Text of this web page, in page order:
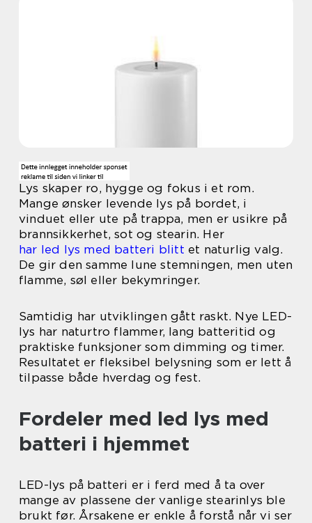
Lys skaper ro, hygge og fokus i et rom.
Mange ønsker levende lys på bordet, i
vinduet eller ute på trappa, men er usikre på
brannsikkerhet, sot og stearin. Her
har led lys med batteri blitt et naturlig valg.
De gir den samme lune stemningen, men uten
flamme, søl eller bekymringer.
Samtidig har utviklingen gått raskt. Nye LED-
lys har naturtro flammer, lang batteritid og
praktiske funksjoner som dimming og timer.
Resultatet er fleksibel belysning som er lett å
tilpasse både hverdag og fest.
Fordeler med led lys med
batteri i hjemmet
LED-lys på batteri er i ferd med å ta over
mange av plassene der vanlige stearinlys ble
brukt før. Årsakene er enkle å forstå når vi ser